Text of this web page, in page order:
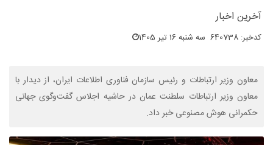
آخرین اخبار
کدخبر: 640738 سه شنبه 16 تیر 1405
معاون وزیر ارتباطات و رئیس سازمان فناوری اطلاعات ایران، از دیدار با
معاون وزیر ارتباطات سلطنت عمان در حاشیه اجلاس گفت‌وگوی جهانی
حکمرانی هوش مصنوعی خبر داد.